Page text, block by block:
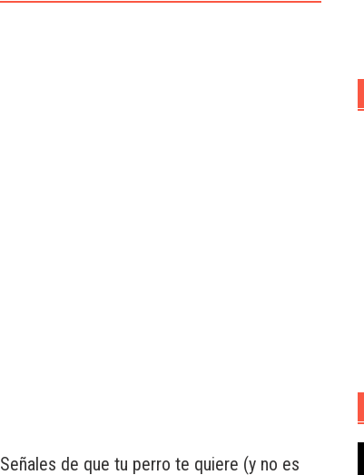
Señales de que tu perro te quiere (y no es